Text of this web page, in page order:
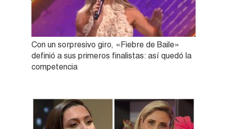
Con un sorpresivo giro, «Fiebre de Baile»
definió a sus primeros finalistas: así quedó la
competencia